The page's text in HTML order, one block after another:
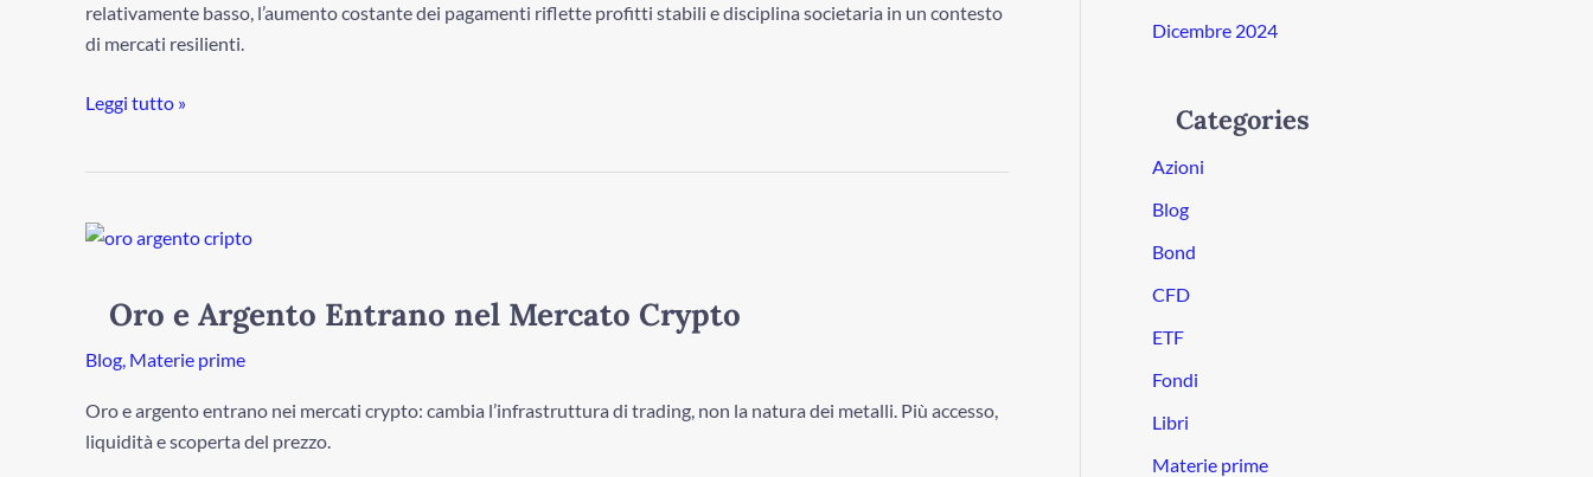
relativamente basso, l’aumento costante dei pagamenti riflette profitti stabili e disciplina societaria in un contesto
di mercati resilienti.
Leggi tutto »
Oro e Argento Entrano nel Mercato Crypto
Blog, Materie prime
Oro e argento entrano nei mercati crypto: cambia l’infrastruttura di trading, non la natura dei metalli. Più accesso,
liquidità e scoperta del prezzo.
Oro
Entrano
nel
Crypto
Dicembre 2024
Categories
Azioni
Blog
Bond
CFD
ETF
Fondi
Libri
Materie prime